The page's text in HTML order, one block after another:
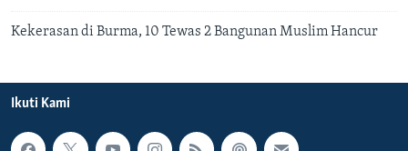
Kekerasan di Burma, 10 Tewas 2 Bangunan Muslim Hancur
Ikuti Kami